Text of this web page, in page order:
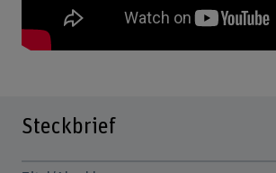
Steckbrief